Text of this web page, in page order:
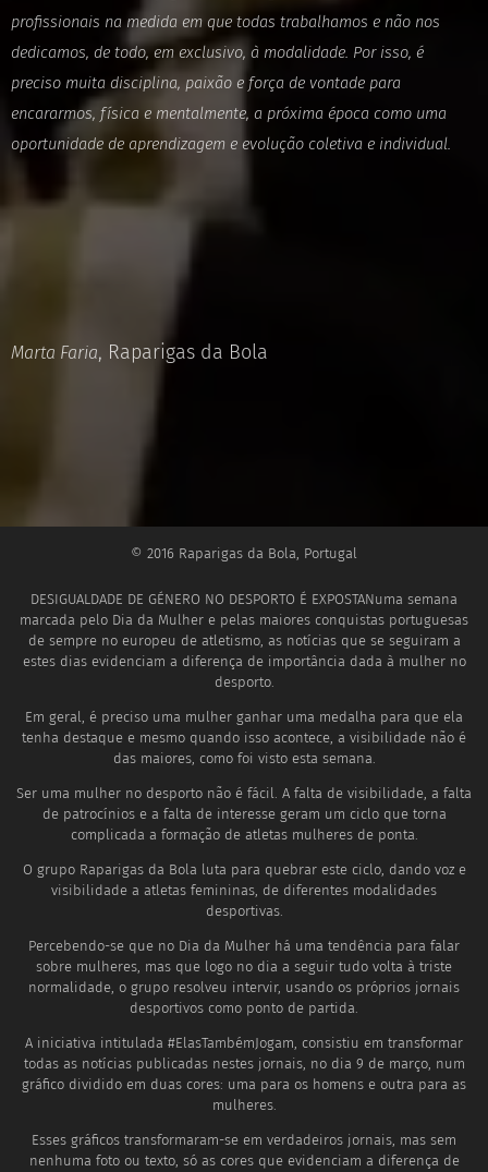
profissionais na medida em que todas trabalhamos e não nos
dedicamos, de todo, em exclusivo, à modalidade. Por isso, é
preciso muita disciplina, paixão e força de vontade para
encararmos, física e mentalmente, a próxima época como uma
oportunidade de aprendizagem e evolução coletiva e individual.
Marta Faria, Raparigas da Bola
© 2016 Raparigas da Bola, Portugal
DESIGUALDADE DE GÉNERO NO DESPORTO É EXPOSTANuma semana
marcada pelo Dia da Mulher e pelas maiores conquistas portuguesas
de sempre no europeu de atletismo, as notícias que se seguiram a
estes dias evidenciam a diferença de importância dada à mulher no
desporto.
Em geral, é preciso uma mulher ganhar uma medalha para que ela
tenha destaque e mesmo quando isso acontece, a visibilidade não é
das maiores, como foi visto esta semana.
Ser uma mulher no desporto não é fácil. A falta de visibilidade, a falta
de patrocínios e a falta de interesse geram um ciclo que torna
complicada a formação de atletas mulheres de ponta.
O grupo Raparigas da Bola luta para quebrar este ciclo, dando voz e
visibilidade a atletas femininas, de diferentes modalidades
desportivas.
Percebendo-se que no Dia da Mulher há uma tendência para falar
sobre mulheres, mas que logo no dia a seguir tudo volta à triste
normalidade, o grupo resolveu intervir, usando os próprios jornais
desportivos como ponto de partida.
A iniciativa intitulada #ElasTambémJogam, consistiu em transformar
todas as notícias publicadas nestes jornais, no dia 9 de março, num
gráfico dividido em duas cores: uma para os homens e outra para as
mulheres.
Esses gráficos transformaram-se em verdadeiros jornais, mas sem
nenhuma foto ou texto, só as cores que evidenciam a diferença de